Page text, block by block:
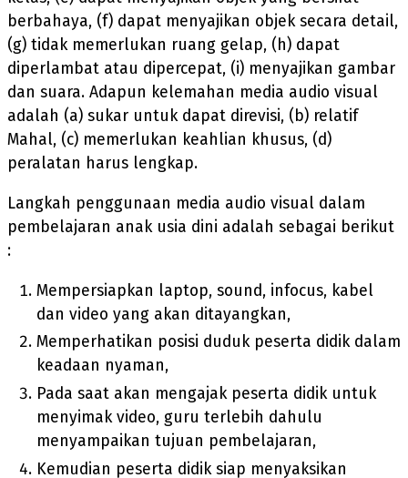
berbahaya, (f) dapat menyajikan objek secara detail,
(g) tidak memerlukan ruang gelap, (h) dapat
diperlambat atau dipercepat, (i) menyajikan gambar
dan suara. Adapun kelemahan media audio visual
adalah (a) sukar untuk dapat direvisi, (b) relatif
Mahal, (c) memerlukan keahlian khusus, (d)
peralatan harus lengkap.
Langkah penggunaan media audio visual dalam
pembelajaran anak usia dini adalah sebagai berikut
:
Mempersiapkan laptop, sound, infocus, kabel
dan video yang akan ditayangkan,
Memperhatikan posisi duduk peserta didik dalam
keadaan nyaman,
Pada saat akan mengajak peserta didik untuk
menyimak video, guru terlebih dahulu
menyampaikan tujuan pembelajaran,
Kemudian peserta didik siap menyaksikan